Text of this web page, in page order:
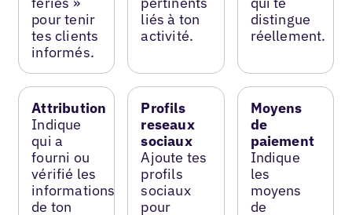
pour tenir
tes clients
informés.
liés à ton
activité.
distingue
réellement.
Attribution
Indique
qui a
fourni ou
vérifié les
informations
de ton
Profils
reseaux
sociaux
Ajoute tes
profils
sociaux
pour
Moyens
de
paiement
Indique
les
moyens
de